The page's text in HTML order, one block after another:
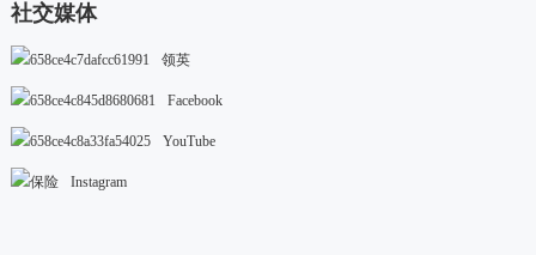
社交媒体
领英
Facebook
YouTube
Instagram